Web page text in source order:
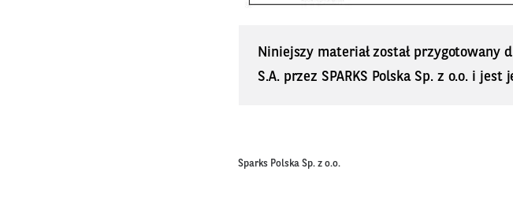
Niniejszy materiał został przygotowany
S.A. przez SPARKS Polska Sp. z o.o. i
Sparks Polska Sp. z o.o.